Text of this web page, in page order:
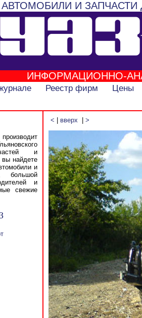
И
ИНФОРМАЦИОННО-
Реестр фирм Цены
и
найдете
и
большой
и
свежие
< вверх >